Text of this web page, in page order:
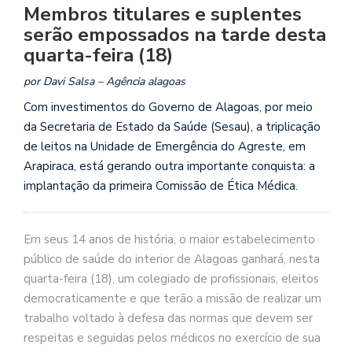
Membros titulares e suplentes
serão empossados na tarde desta
quarta-feira (18)
por Davi Salsa – Agência alagoas
Com investimentos do Governo de Alagoas, por meio
da Secretaria de Estado da Saúde (Sesau), a triplicação
de leitos na Unidade de Emergência do Agreste, em
Arapiraca, está gerando outra importante conquista: a
implantação da primeira Comissão de Ética Médica.
Em seus 14 anos de história, o maior estabelecimento
público de saúde do interior de Alagoas ganhará, nesta
quarta-feira (18), um colegiado de profissionais, eleitos
democraticamente e que terão a missão de realizar um
trabalho voltado à defesa das normas que devem ser
respeitas e seguidas pelos médicos no exercício de sua